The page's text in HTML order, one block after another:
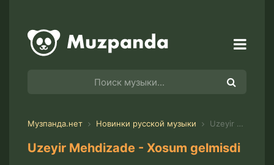
Музпанда.нет Новинки русской музыки Uzeyir Mehdizade - Xosum gelmisdi
Uzeyir Mehdizade - Xosum gelmisdi